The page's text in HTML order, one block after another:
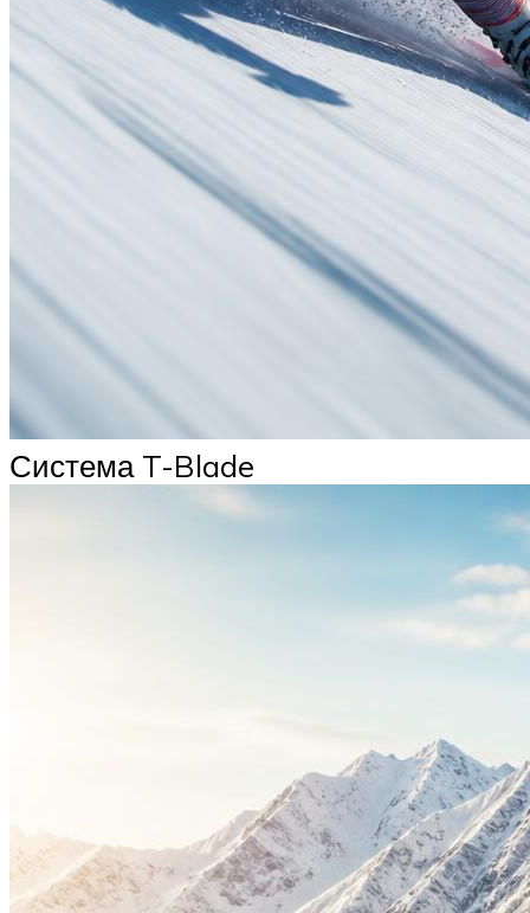
Система T-Blade